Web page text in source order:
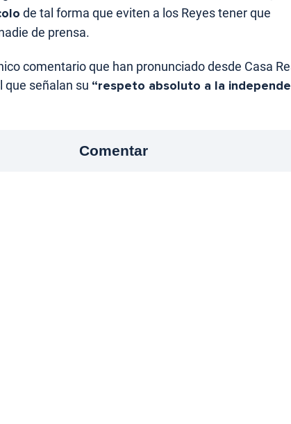
de tal forma que eviten a los Reyes tener que
de prensa.
comentario que han pronunciado desde Casa
que señalan su “respeto absoluto a la
Comentar